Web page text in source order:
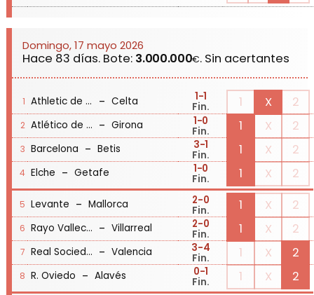
Domingo, 17 mayo 2026
Hace 83 días. Bote: 3.000.000€. Sin acertantes
1 Athletic de Bilbao - Celta 1-1
Fin. 1 X 2
2 Atlético de Madrid - Girona 1-0
Fin. 1 X 2
3 Barcelona - Betis 3-1
Fin. 1 X 2
4 Elche - Getafe 1-0
Fin. 1 X 2
5 Levante - Mallorca 2-0
Fin. 1 X 2
6 Rayo Vallecano - Villarreal 2-0
Fin. 1 X 2
7 Real Sociedad - Valencia 3-4
Fin. 1 X 2
8 R. Oviedo - Alavés 0-1
Fin. 1 X 2